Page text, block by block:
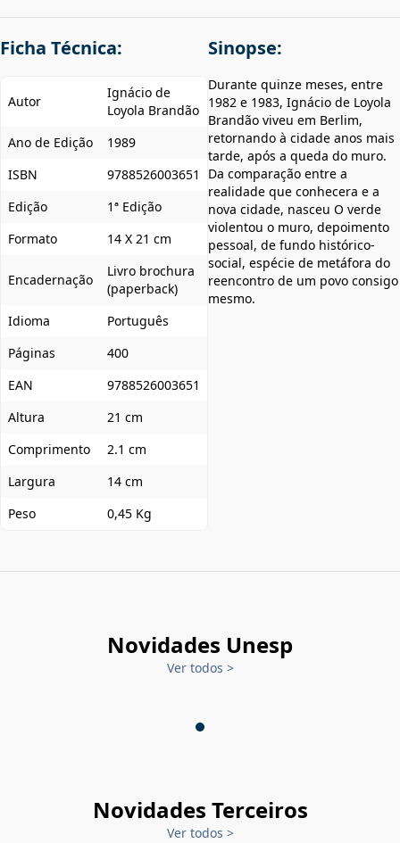
Ficha Técnica:
Autor
Ignácio de
Loyola Brandão
Ano de Edição
1989
ISBN
9788526003651
Edição
1ª Edição
Formato
14 X 21 cm
Encadernação
Livro brochura
(paperback)
Idioma
Português
Páginas
400
EAN
9788526003651
Altura
21 cm
Comprimento
2.1 cm
Largura
14 cm
Peso
0,45 Kg
Sinopse:
Durante quinze meses, entre
1982 e 1983, Ignácio de Loyola
Brandão viveu em Berlim,
retornando à cidade anos mais
tarde, após a queda do muro.
Da comparação entre a
realidade que conhecera e a
nova cidade, nasceu O verde
violentou o muro, depoimento
pessoal, de fundo histórico-
social, espécie de metáfora do
reencontro de um povo consigo
mesmo.
Novidades Unesp
Ver todos >
Novidades Terceiros
Ver todos >